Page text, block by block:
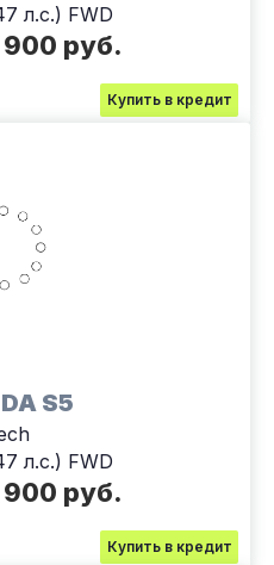
л.с.) FWD
900 руб.
Купить в кредит
S5
л.с.) FWD
900 руб.
Купить в кредит